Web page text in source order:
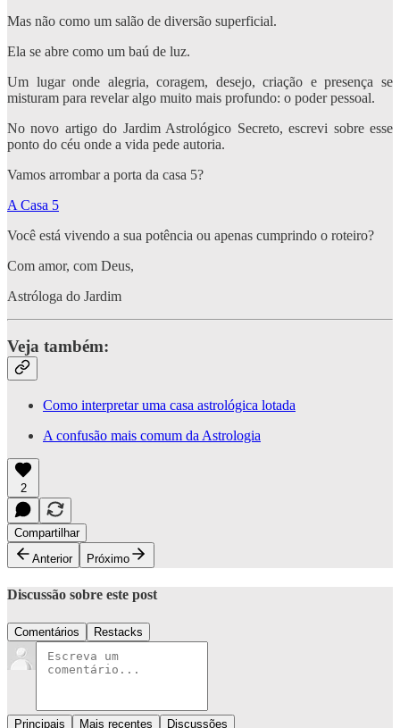
Mas não como um salão de diversão superficial.
Ela se abre como um baú de luz.
Um lugar onde alegria, coragem, desejo, criação e presença se
misturam para revelar algo muito mais profundo: o poder pessoal.
No novo artigo do Jardim Astrológico Secreto, escrevi sobre esse
ponto do céu onde a vida pede autoria.
Vamos arrombar a porta da casa 5?
A Casa 5
Você está vivendo a sua potência ou apenas cumprindo o roteiro?
Com amor, com Deus,
Astróloga do Jardim
Veja também:
Como interpretar uma casa astrológica lotada
A confusão mais comum da Astrologia
2
Compartilhar
Anterior
Próximo
Discussão sobre este post
Comentários Restacks
Principais Mais recentes Discussões